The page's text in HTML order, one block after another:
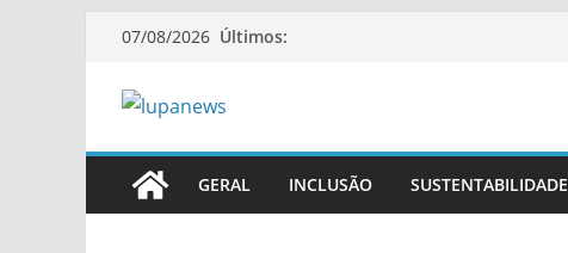
Pular07/08/2026 Últimos:
GERAL INCLUSÃO SUSTENTABILIDADE